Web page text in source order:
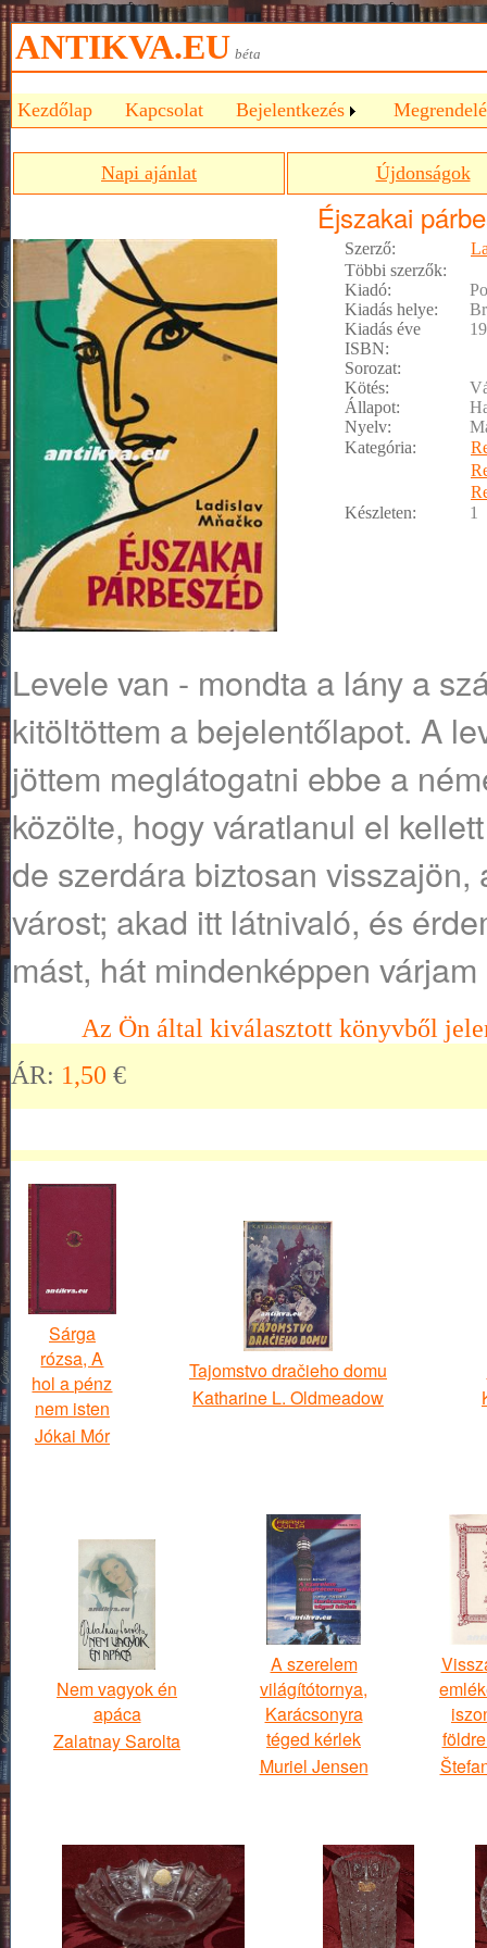
ANTIKVA.EU béta
Kezdőlap Kapcsolat Bejelentkezés
Napi ajánlat Újdonságok
Éjszakai
Szerző:
Többi szerzők:
Kiadó:
Kiadás helye:
Kiadás éve
ISBN:
Sorozat:
Kötés:
Állapot:
Nyelv:
Kategória:
Készleten:
1
Levele van - mondta a lány a
kitöltöttem a bejelentőlapot. A
jöttem meglátogatni ebbe a
közölte, hogy váratlanul el
de szerdára biztosan
várost; akad itt látnivaló, és
mást, hát mindenképpen
Az Ön által kiválasztott könyvből
ÁR: 1,50 €
Sárga
rózsa, A
hol a pénz
nem isten
Jókai Mór
Tajomstvo dračieho domu
Katharine L. Oldmeadow
Nem vagyok én
apáca
Zalatnay Sarolta
A szerelem
világítótornya,
Karácsonyra
téged kérlek
Muriel Jensen